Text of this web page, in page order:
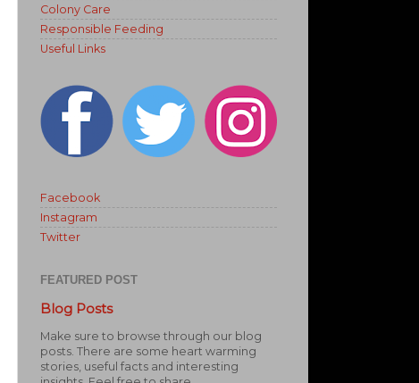
Colony Care
Responsible Feeding
Useful Links
Facebook
Instagram
Twitter
FEATURED POST
Blog Posts
Make sure to browse through our blog
posts. There are some heart warming
stories, useful facts and interesting